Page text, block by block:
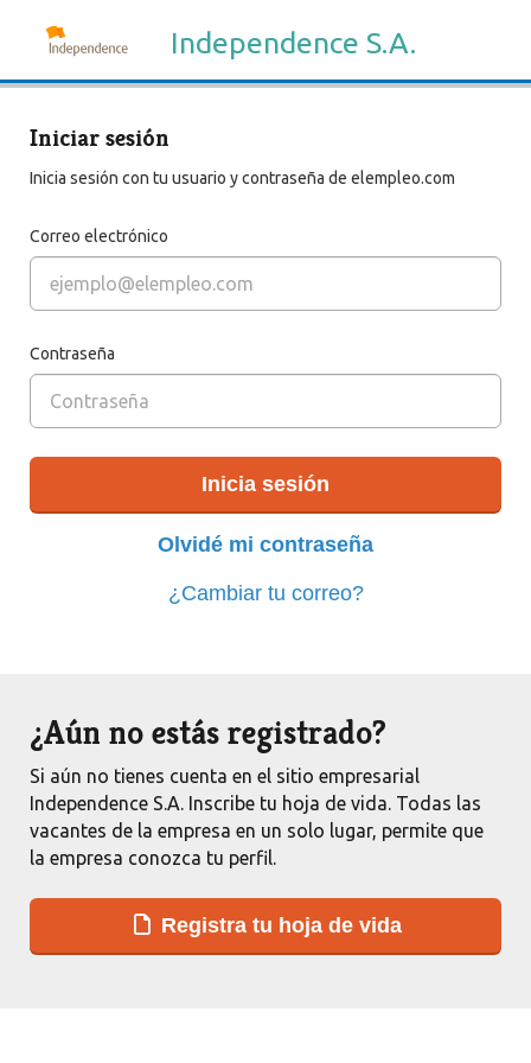
Independence S.A.
Iniciar sesión
Inicia sesión con tu usuario y contraseña de elempleo.com
Correo electrónico
Contraseña
Inicia sesión
Olvidé mi contraseña
¿Cambiar tu correo?
¿Aún no estás registrado?
Si aún no tienes cuenta en el sitio empresarial
Independence S.A. Inscribe tu hoja de vida. Todas las
vacantes de la empresa en un solo lugar, permite que
la empresa conozca tu perfil.
Registra tu hoja de vida